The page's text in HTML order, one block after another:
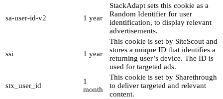
sa-user-id-v2 1 year
StackAdapt sets this cookie as a
Random Identifier for user
identification, to display relevant
advertisements.
ssi 1 year
This cookie is set by SiteScout and
stores a unique ID that identifies a
returning user’s device. The ID is
used for targeted ads.
stx_user_id
1
month
This cookie is set by Sharethrough
to deliver targeted and relevant
content.